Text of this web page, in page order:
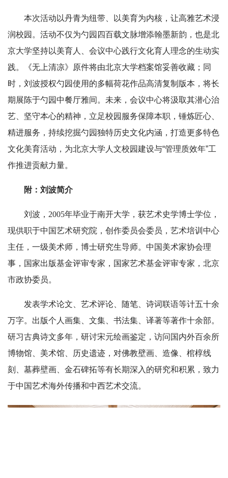
本次活动以丹青为纽带、以美育为内核，让高雅艺术浸
润校园。活动不仅为勺园四百载文脉增添翰墨新韵，也是北
京大学坚持以美育人、会议中心践行文化育人理念的生动实
践。《无上清凉》原件将由北京大学档案馆妥善收藏；同
时，刘波授权勺园使用的多幅荷花作品高清复制版本，将长
期展陈于勺园中餐厅雅间。未来，会议中心将汲取其潜心治
艺、坚守本心的精神，立足校园服务保障本职，锤炼匠心、
精进服务，持续挖掘勺园独特历史文化内涵，打造更多特色
文化美育活动，为北京大学人文校园建设与“管理质效年”工
作推进贡献力量。
附：刘波简介
刘波， 2005年毕业于南开大学，获艺术史学博士学位，
现供职于中国艺术研究院，创作委员会委员，艺术培训中心
主任，一级美术师，博士研究生导师。中国美术家协会理
事，国家出版基金评审专家，国家艺术基金评审专家，北京
市政协委员。
发表学术论文、艺术评论、随笔、诗词联语等计五十余
万字。出版个人画集、文集、书法集、译著等著作十余部。
研习古典诗文多年，研讨宋元绘画鉴定，访问国内外百余所
博物馆、美术馆、历史遗迹，对佛教壁画、造像、棺椁线
刻、墓葬壁画、金石碑拓等有长期深入的研究和积累，致力
于中国艺术海外传播和中西艺术交流。